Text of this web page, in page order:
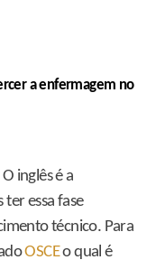
a enfermagem no
inglês é a
essa fase
técnico. Para
OSCEo qual é